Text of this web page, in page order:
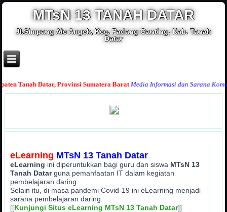
MTsN 13 TANAH DATAR
Jl.Simpang Aie Angek, Kec. Padang Ganting, Kab. Tanah
Datar
Datar, Provinsi Sumatera Barat Media Informasi dan Sarana
eLearning MTsN 13 Tanah Datar
eLearning ini diperuntukkan bagi guru dan siswa MTsN 13
Tanah Datarguna pemanfaatan IT dalam kegiatan
pembelajaran daring.
Selain itu, di masa pandemi Covid-19 ini eLearning menjadi
sarana pembelajaran daring.
[[Kunjungi Situs eLearning MTsN 13 Tanah Datar]]